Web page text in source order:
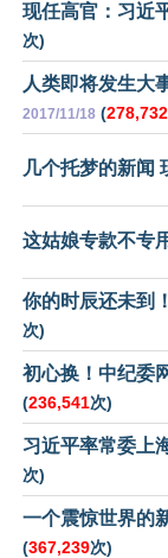
现任高官：习近
次)
人类即将发生大
2017/11/18 (278,732
几个托梦的新闻
这姑娘专款不专
你的时辰还未到
次)
初心换！中纪委
(236,541次)
习近平率常委上
次)
一个震惊世界的
(367,239次)